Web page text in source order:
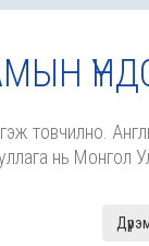
товчилно.
нь Монгол